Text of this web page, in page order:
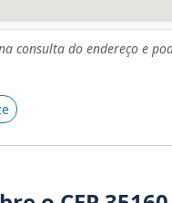
consulta do endereço e